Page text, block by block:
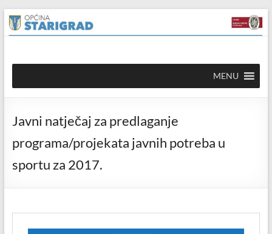
content
Skip
to
content
Općina
Starigrad
mrežna
MENU
Javni natječaj za predlaganje
programa/projekata javnih potreba u
sportu za 2017.